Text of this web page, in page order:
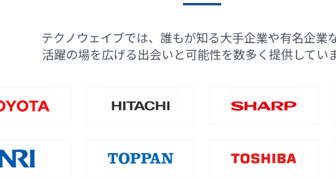
テクノウェイブでは、誰もが知る大手企業や有名企業
活躍の場を広げる出会いと可能性を数多く提供してい